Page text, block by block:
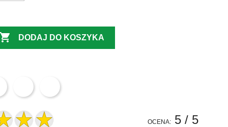
 DODAJ DO KOSZYKA
OCENA: 5/ 5